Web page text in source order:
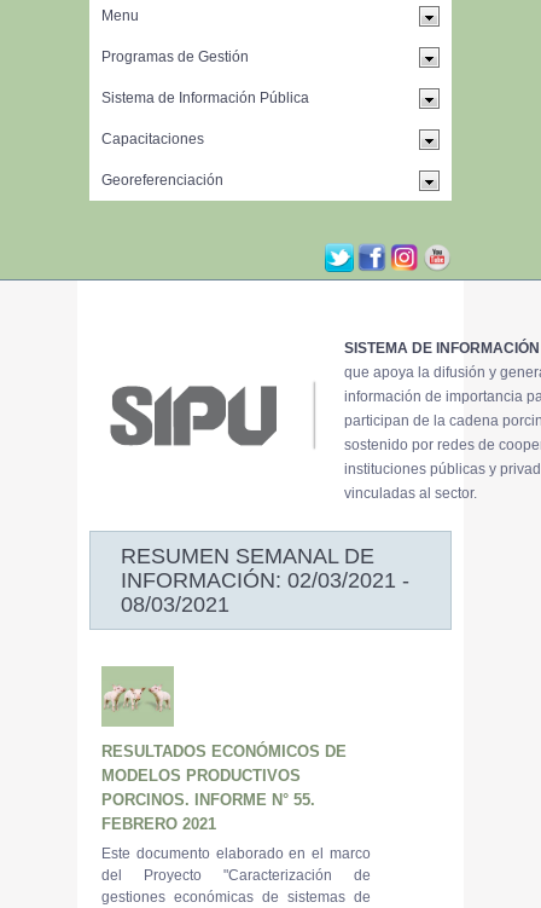
SISTEMA DE
que apoya la difusión y
información de importancia
participan de la cadena
sostenido por redes de
instituciones públicas y
vinculadas al sector.
RESUMEN SEMANAL DE
INFORMACIÓN: 02/03/2021 -
08/03/2021
RESULTADOS ECONÓMICOS DE
MODELOS PRODUCTIVOS
PORCINOS. INFORME N° 55.
FEBRERO 2021
Este documento elaborado en el marco
del Proyecto "Caracterización de
gestiones económicas de sistemas de